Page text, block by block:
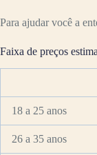
Para ajudar você a
Faixa de preços
18 a 25 anos
26 a 35 anos